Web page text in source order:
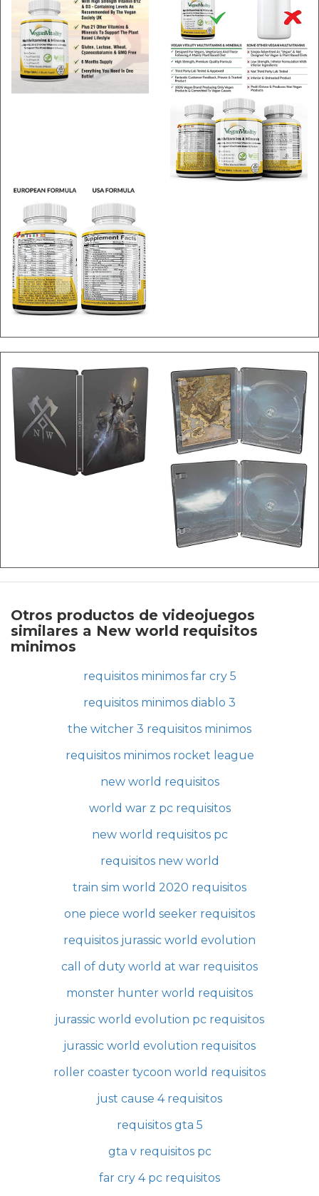
Otros productos de videojuegos
similares a New world requisitos
minimos
requisitos minimos far cry 5
requisitos minimos diablo 3
the witcher 3 requisitos minimos
requisitos minimos rocket league
new world requisitos
world war z pc requisitos
new world requisitos pc
requisitos new world
train sim world 2020 requisitos
one piece world seeker requisitos
requisitos jurassic world evolution
call of duty world at war requisitos
monster hunter world requisitos
jurassic world evolution pc requisitos
jurassic world evolution requisitos
roller coaster tycoon world requisitos
just cause 4 requisitos
requisitos gta 5
gta v requisitos pc
far cry 4 pc requisitos